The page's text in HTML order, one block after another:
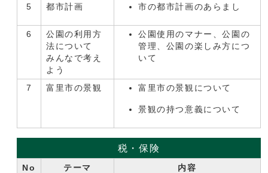
5 都市計画 市の都市計画のあらまし
6
公園の利用方
法について
みんなで考え
よう
公園使用のマナー、公園の
管理、公園の楽しみ方につ
いて
7 富里市の景観 富里市の景観について
景観の持つ意義について
税・保険
No テーマ
内容